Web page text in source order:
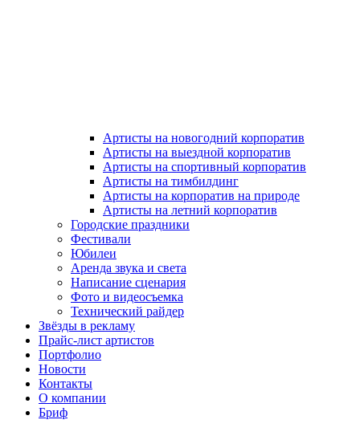
Артисты на новогодний корпоратив
Артисты на выездной корпоратив
Артисты на спортивный корпоратив
Артисты на тимбилдинг
Артисты на корпоратив на природе
Артисты на летний корпоратив
Городские праздники
Фестивали
Юбилеи
Аренда звука и света
Написание сценария
Фото и видеосъемка
Технический райдер
Звёзды в рекламу
Прайс-лист артистов
Портфолио
Новости
Контакты
О компании
Бриф